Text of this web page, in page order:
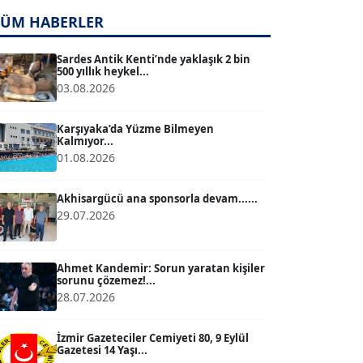
T TUĞÇE TUĞSAVUL BAYSOY
Köşe Yazarı
Köşe Yazarı
Köşe Yazarı
Köşe Yazarı
HABERLER
Sardes Antik Kenti’nde yaklaşık 2 bin
500 yıllık heykel...
03.08.2026
Karşıyaka’da Yüzme Bilmeyen
Kalmıyor...
01.08.2026
Akhisargücü ana sponsorla devam......
29.07.2026
Ahmet Kandemir: Sorun yaratan kişiler
sorunu çözemez!...
28.07.2026
İzmir Gazeteciler Cemiyeti 80, 9 Eylül
Gazetesi 14 Yaşı...